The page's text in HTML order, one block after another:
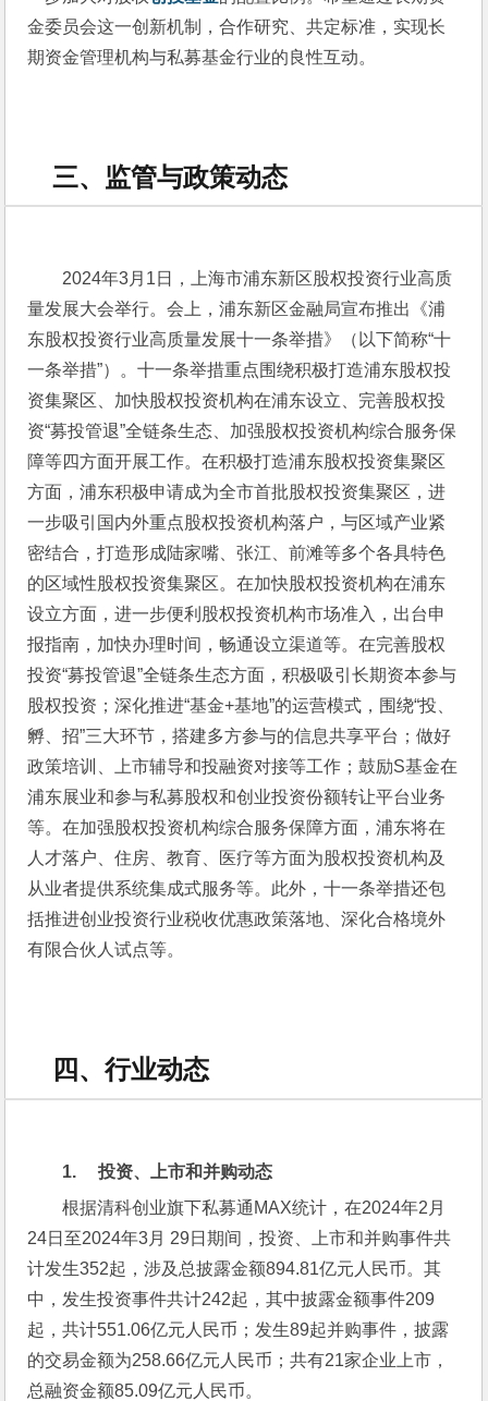
金委员会这一创新机制，合作研究、共定标准，实现长
期资金管理机构与私募基金行业的良性互动。
三、监管与政策动态
2024年3月1日，上海市浦东新区股权投资行业高质
量发展大会举行。会上，浦东新区金融局宣布推出《浦
东股权投资行业高质量发展十一条举措》（以下简称“十
一条举措”）。十一条举措重点围绕积极打造浦东股权投
资集聚区、加快股权投资机构在浦东设立、完善股权投
资“募投管退”全链条生态、加强股权投资机构综合服务保
障等四方面开展工作。在积极打造浦东股权投资集聚区
方面，浦东积极申请成为全市首批股权投资集聚区，进
一步吸引国内外重点股权投资机构落户，与区域产业紧
密结合，打造形成陆家嘴、张江、前滩等多个各具特色
的区域性股权投资集聚区。在加快股权投资机构在浦东
设立方面，进一步便利股权投资机构市场准入，出台申
报指南，加快办理时间，畅通设立渠道等。在完善股权
投资“募投管退”全链条生态方面，积极吸引长期资本参与
股权投资；深化推进“基金+基地”的运营模式，围绕“投、
孵、招”三大环节，搭建多方参与的信息共享平台；做好
政策培训、上市辅导和投融资对接等工作；鼓励S基金在
浦东展业和参与私募股权和创业投资份额转让平台业务
等。在加强股权投资机构综合服务保障方面，浦东将在
人才落户、住房、教育、医疗等方面为股权投资机构及
从业者提供系统集成式服务等。此外，十一条举措还包
括推进创业投资行业税收优惠政策落地、深化合格境外
有限合伙人试点等。
四、行业动态
1. 投资、上市和并购动态
根据清科创业旗下私募通MAX统计，在2024年2月
24日至2024年3月 29日期间，投资、上市和并购事件共
计发生352起，涉及总披露金额894.81亿元人民币。其
中，发生投资事件共计242起，其中披露金额事件209
起，共计551.06亿元人民币；发生89起并购事件，披露
的交易金额为258.66亿元人民币；共有21家企业上市，
总融资金额85.09亿元人民币。